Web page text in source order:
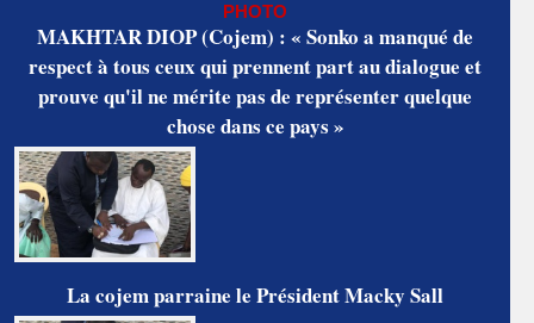
PHOTO
MAKHTAR DIOP (Cojem) : « Sonko a manqué de
respect à tous ceux qui prennent part au dialogue et
prouve qu'il ne mérite pas de représenter quelque
chose dans ce pays »
La cojem parraine le Président Macky Sall